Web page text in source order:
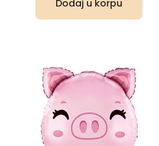
Dodaj u korpu